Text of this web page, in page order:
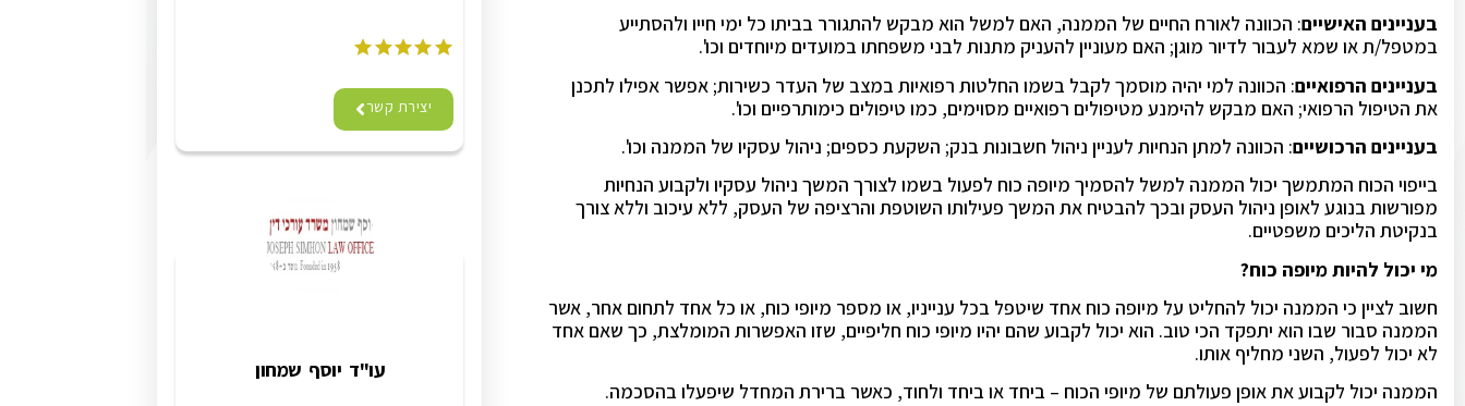
בעניינים האישיים: הכוונה לאורח החיים של הממנה, האם למשל הוא מבקש להתגורר בביתו כל ימי חייו ולהסתייע
במטפל/ת או שמא לעבור לדיור מוגן; האם מעוניין להעניק מתנות לבני משפחתו במועדים מיוחדים וכו'.
בעניינים הרפואיים: הכוונה למי יהיה מוסמך לקבל בשמו החלטות רפואיות במצב של העדר כשירות; אפשר אפילו לתכנן
את הטיפול הרפואי; האם מבקש להימנע מטיפולים רפואיים מסוימים, כמו טיפולים כימותרפיים וכו'.
בעניינים הרכושיים: הכוונה למתן הנחיות לעניין ניהול חשבונות בנק; השקעת כספים; ניהול עסקיו של הממנה וכו'.
בייפוי הכוח המתמשך יכול הממנה למשל להסמיך מיופה כוח לפעול בשמו לצורך המשך ניהול עסקיו ולקבוע הנחיות
מפורשות בנוגע לאופן ניהול העסק ובכך להבטיח את המשך פעילותו השוטפת והרציפה של העסק, ללא עיכוב וללא צורך
בנקיטת הליכים משפטיים.
מי יכול להיות מיופה כוח?
חשוב לציין כי הממנה יכול להחליט על מיופה כוח אחד שיטפל בכל ענייניו, או מספר מיופי כוח, או כל אחד לתחום אחר, אשר
הממנה סבור שבו הוא יתפקד הכי טוב. הוא יכול לקבוע שהם יהיו מיופי כוח חליפיים, שזו האפשרות המומלצת, כך שאם אחד
לא יכול לפעול, השני מחליף אותו.
הממנה יכול לקבוע את אופן פעולתם של מיופי הכוח – ביחד או ביחד ולחוד, כאשר ברירת המחדל שיפעלו בהסכמה.
יצירת קשר
עו"ד יוסף שמחון